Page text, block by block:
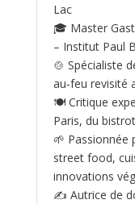
Lac
🎓 Master
– Institut Paul
🍲 Spécialiste
au‑feu revisité
🍽️ Critique
Paris, du
🌱 Passionnée
street food,
innovations
✍️ Autrice de